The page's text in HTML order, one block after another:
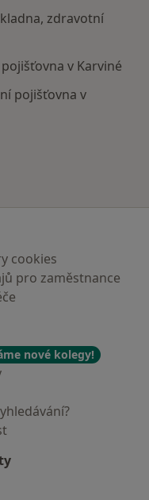
zdravotní
v Karviné
pojišťovna v
cookies
pro zaměstnance
nové kolegy!